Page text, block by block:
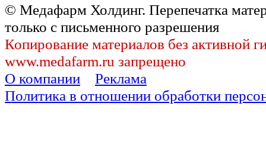
© Медафарм Холдинг. Перепечатка
только с письменного разрешения
Копирование материалов без активной
www.medafarm.ru запрещено
О компании
Реклама
Политика в отношении обработки